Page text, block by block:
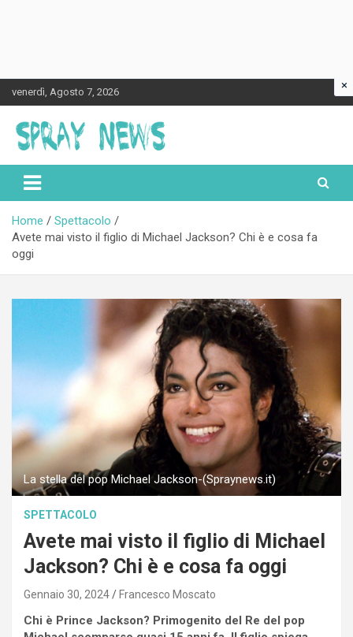
to
content
venerdì, Agosto 7, 2026
Spraynews.it
Home
Spettacolo
Avete mai visto il figlio di Michael Jackson? Chi è e cosa fa
oggi
La stella del pop Michael Jackson-(Spraynews.it)
SPETTACOLO
Avete mai visto il figlio di Michael
Jackson? Chi è e cosa fa oggi
Gennaio 30, 2024 Francesco Moscato
Chi è Prince Jackson? Primogenito del Re del pop
×